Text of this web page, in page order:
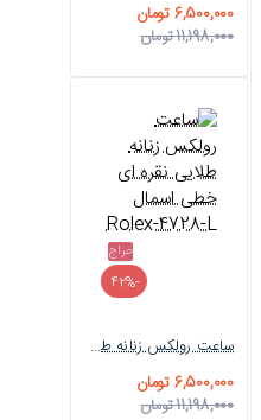
6,500,000 تومان
11,198,000 تومان
حراج
-42%
ساعت رولکس زنانه طلایی نقره ای خطی اسمال Rolex-4728-L
6,500,000 تومان
11,198,000 تومان